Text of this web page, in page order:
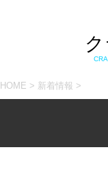
HOME > 新着情報 >